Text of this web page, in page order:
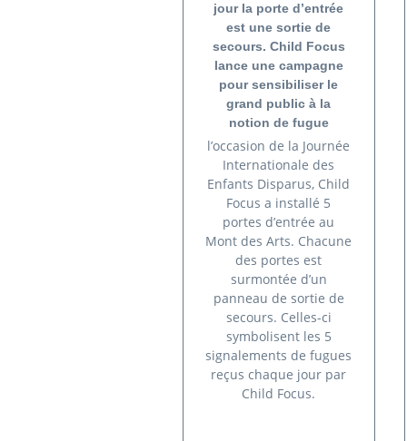
jour la porte d’entrée
est une sortie de
secours. Child Focus
lance une campagne
pour sensibiliser le
grand public à la
notion de fugue
l’occasion de la Journée
Internationale des
Enfants Disparus, Child
Focus a installé 5
portes d’entrée au
Mont des Arts. Chacune
des portes est
surmontée d’un
panneau de sortie de
secours. Celles-ci
symbolisent les 5
signalements de fugues
reçus chaque jour par
Child Focus.